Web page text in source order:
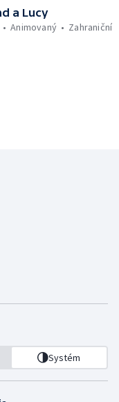
a Lucy
Animovaný Zahraniční
Systém